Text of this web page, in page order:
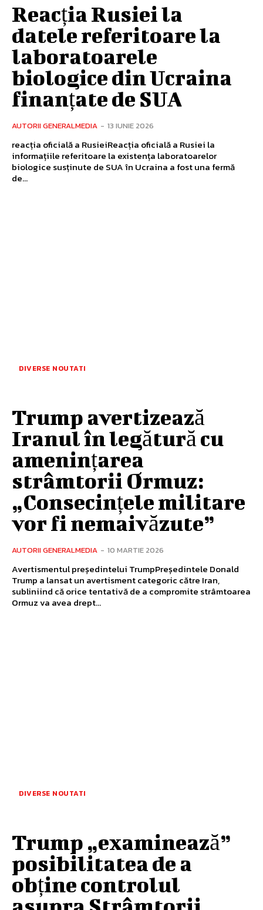
Reacția Rusiei la
datele referitoare la
laboratoarele
biologice din Ucraina
finanțate de SUA
AUTORII GENERALMEDIA - 13 IUNIE 2026
reacția oficială a RusieiReacția oficială a Rusiei la
informațiile referitoare la existența laboratoarelor
biologice susținute de SUA în Ucraina a fost una fermă
de...
DIVERSE NOUTATI
Trump avertizează
Iranul în legătură cu
amenințarea
strâmtorii Ormuz:
„Consecințele militare
vor fi nemaivăzute”
AUTORII GENERALMEDIA - 10 MARTIE 2026
Avertismentul președintelui TrumpPreședintele Donald
Trump a lansat un avertisment categoric către Iran,
subliniind că orice tentativă de a compromite strâmtoarea
Ormuz va avea drept...
DIVERSE NOUTATI
Trump „examinează”
posibilitatea de a
obține controlul